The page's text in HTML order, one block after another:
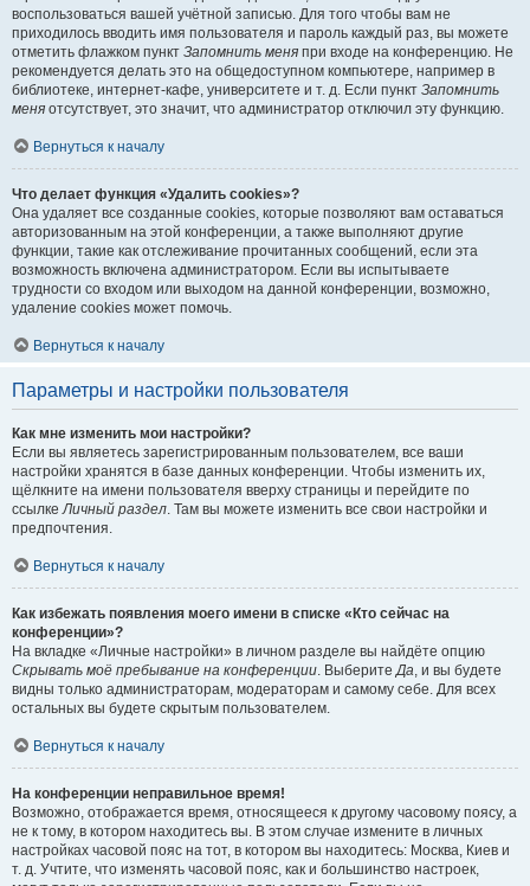
воспользоваться вашей учётной записью. Для того чтобы вам не
приходилось вводить имя пользователя и пароль каждый раз, вы можете
отметить флажком пункт Запомнить меня при входе на конференцию. Не
рекомендуется делать это на общедоступном компьютере, например в
библиотеке, интернет-кафе, университете и т. д. Если пункт Запомнить
меня отсутствует, это значит, что администратор отключил эту функцию.
Вернуться к началу
Что делает функция «Удалить cookies»?
Она удаляет все созданные cookies, которые позволяют вам оставаться
авторизованным на этой конференции, а также выполняют другие
функции, такие как отслеживание прочитанных сообщений, если эта
возможность включена администратором. Если вы испытываете
трудности со входом или выходом на данной конференции, возможно,
удаление cookies может помочь.
Вернуться к началу
Параметры и настройки пользователя
Как мне изменить мои настройки?
Если вы являетесь зарегистрированным пользователем, все ваши
настройки хранятся в базе данных конференции. Чтобы изменить их,
щёлкните на имени пользователя вверху страницы и перейдите по
ссылкеЛичный раздел. Там вы можете изменить все свои настройки и
предпочтения.
Вернуться к началу
Как избежать появления моего имени в списке «Кто сейчас на
конференции»?
На вкладке «Личные настройки» в личном разделе вы найдёте опцию
Скрывать моё пребывание на конференции. ВыберитеДа, и вы будете
видны только администраторам, модераторам и самому себе. Для всех
остальных вы будете скрытым пользователем.
Вернуться к началу
На конференции неправильное время!
Возможно, отображается время, относящееся к другому часовому поясу, а
не к тому, в котором находитесь вы. В этом случае измените в личных
настройках часовой пояс на тот, в котором вы находитесь: Москва, Киев и
т. д. Учтите, что изменять часовой пояс, как и большинство настроек,